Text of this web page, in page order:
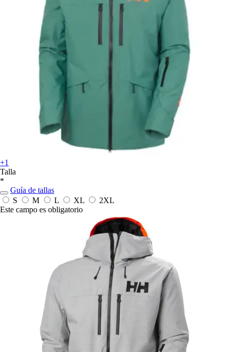
+1
Talla
*
Guía de tallas
S
M L XL
2XL
Este campo es obligatorio